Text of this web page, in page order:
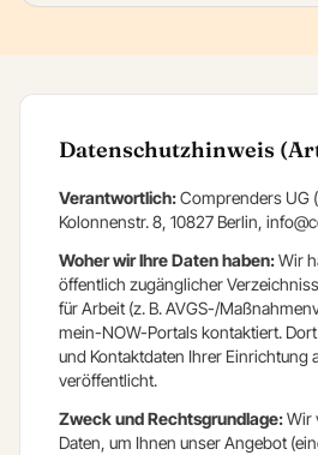
Datenschutzhinweis
Verantwortlich:Comprenders UG
Kolonnenstr. 8, 10827 Berlin,
Woher wir Ihre Daten haben:Wir
öffentlich zugänglicher
für Arbeit (z. B. AVGS-/
mein-NOW-Portals kontaktiert.
und Kontaktdaten Ihrer Einrichtung
veröffentlicht.
Zweck und Rechtsgrundlage:Wir
Daten, um Ihnen unser Angebot